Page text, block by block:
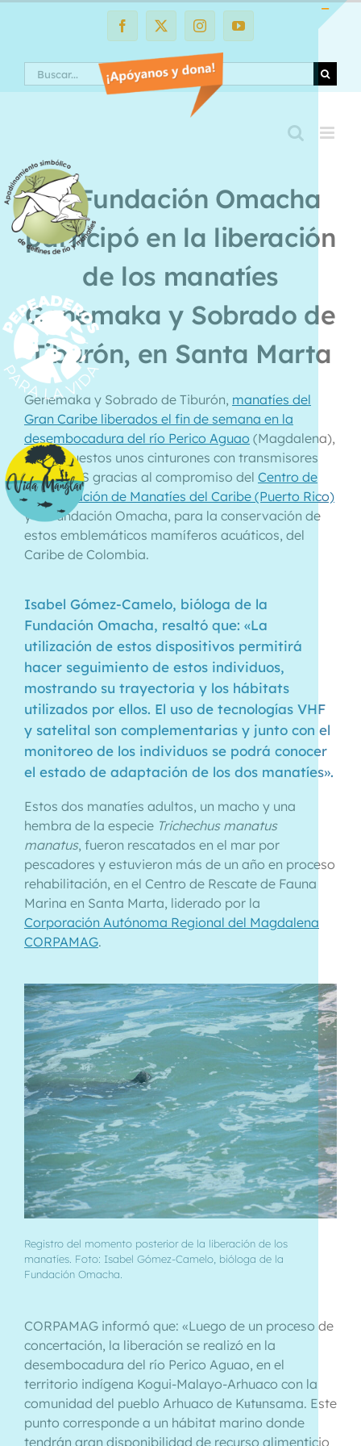
Facebook
X InstagramYouTube
Search
La Fundación Omacha
participó en la liberación
de los manatíes
Genemaka y Sobrado de
Tiburón, en Santa Marta
Genemaka y Sobrado de Tiburón, manatíes del
Gran Caribe liberados el fin de semana en la
desembocadura del río Perico Aguao (Magdalena),
llevan puestos unos cinturones con transmisores
VHF y GPS gracias al compromiso del Centro de
Conservación de Manatíes del Caribe (Puerto Rico)
y la Fundación Omacha, para la conservación de
estos emblemáticos mamíferos acuáticos, del
Caribe de Colombia.
Isabel Gómez-Camelo, bióloga de la
Fundación Omacha, resaltó que: «La
utilización de estos dispositivos permitirá
hacer seguimiento de estos individuos,
mostrando su trayectoria y los hábitats
utilizados por ellos. El uso de tecnologías VHF
y satelital son complementarias y junto con el
monitoreo de los individuos se podrá conocer
el estado de adaptación de los dos manatíes».
Estos dos manatíes adultos, un macho y una
hembra de la especie Trichechus manatus
manatus, fueron rescatados en el mar por
pescadores y estuvieron más de un año en proceso
rehabilitación, en el Centro de Rescate de Fauna
Marina en Santa Marta, liderado por la
Corporación Autónoma Regional del Magdalena
CORPAMAG.
Registro del momento posterior de la liberación de los
manatíes. Foto: Isabel Gómez-Camelo, bióloga de la
Fundación Omacha.
CORPAMAG informó que: «Luego de un proceso de
concertación, la liberación se realizó en la
desembocadura del río Perico Aguao, en el
territorio indígena Kogui-Malayo-Arhuaco con la
comunidad del pueblo Arhuaco de Kʉtʉnsama. Este
punto corresponde a un hábitat marino donde
tendrán gran disponibilidad de recurso alimenticio
Bar
Area